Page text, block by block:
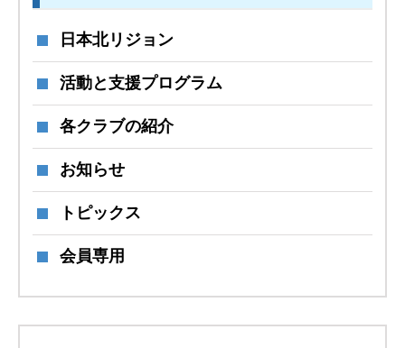
日本北リジョン
活動と支援プログラム
各クラブの紹介
お知らせ
トピックス
会員専用